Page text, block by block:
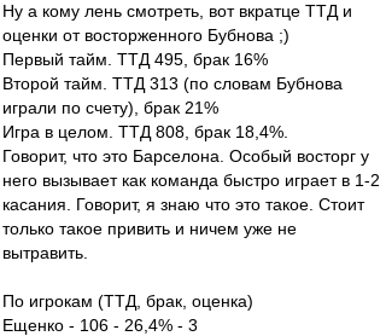
Ну а кому лень смотреть, вот вкратце ТТД и
оценки от восторженного Бубнова ;)
Первый тайм. ТТД 495, брак 16%
Второй тайм. ТТД 313 (по словам Бубнова
играли по счету), брак 21%
Игра в целом. ТТД 808, брак 18,4%.
Говорит, что это Барселона. Особый восторг у
него вызывает как команда быстро играет в 1-2
касания. Говорит, я знаю что это такое. Стоит
только такое привить и ничем уже не
вытравить.
По игрокам (ТТД, брак, оценка)
Ещенко - 106 - 26,4% - 3